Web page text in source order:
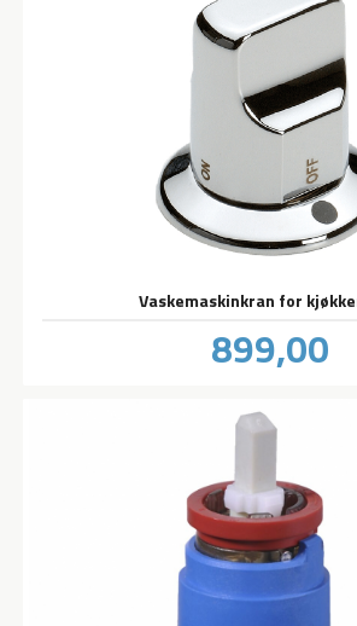
Vaskemaskinkran for
Pris
899,00